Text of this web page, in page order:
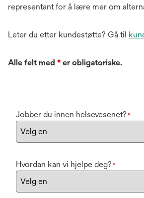
representant for å lære mer om
Leter du etter kundestøtte? Gå til
Alle felt med * er obligatoriske.
Jobber du innen helsevesenet? *
Hvordan kan vi hjelpe deg? *